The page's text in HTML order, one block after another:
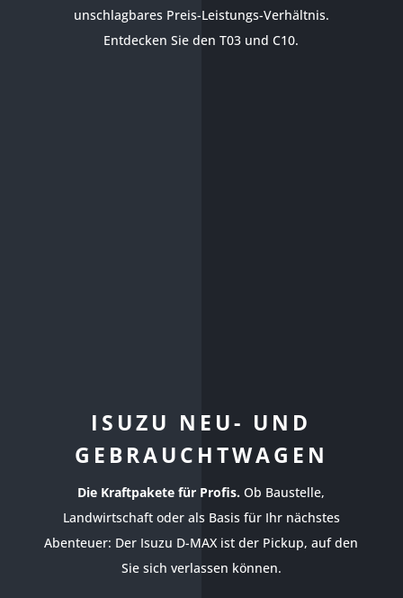
unschlagbares Preis-Leistungs-Verhältnis.
Entdecken Sie den T03 und C10.
ISUZU NEU- UND
GEBRAUCHTWAGEN
Die Kraftpakete für Profis. Ob Baustelle,
Landwirtschaft oder als Basis für Ihr nächstes
Abenteuer: Der Isuzu D-MAX ist der Pickup, auf den
Sie sich verlassen können.